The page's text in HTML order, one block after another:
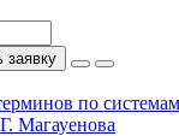
заявку
по
Магауенова